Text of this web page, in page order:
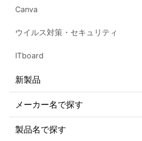
Canva
ウイルス対策・セキュリティ
ITboard
新製品
メーカー名で探す
製品名で探す